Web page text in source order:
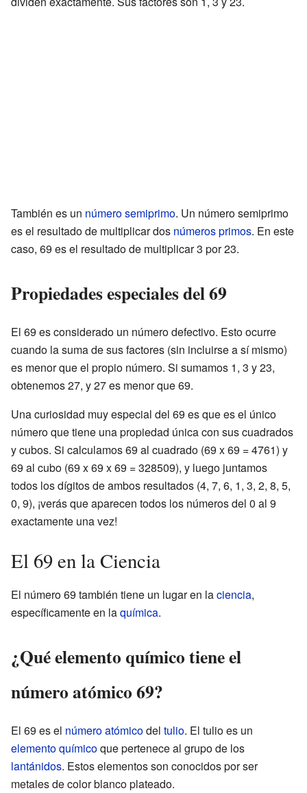
También es un número semiprimo. Un número semiprimo
es el resultado de multiplicar dos números primos. En este
caso, 69 es el resultado de multiplicar 3 por 23.
Propiedades especiales del 69
El 69 es considerado un número defectivo. Esto ocurre
cuando la suma de sus factores (sin incluirse a sí mismo)
es menor que el propio número. Si sumamos 1, 3 y 23,
obtenemos 27, y 27 es menor que 69.
Una curiosidad muy especial del 69 es que es el único
número que tiene una propiedad única con sus cuadrados
y cubos. Si calculamos 69 al cuadrado (69 x 69 = 4761) y
69 al cubo (69 x 69 x 69 = 328509), y luego juntamos
todos los dígitos de ambos resultados (4, 7, 6, 1, 3, 2, 8, 5,
0, 9), ¡verás que aparecen todos los números del 0 al 9
exactamente una vez!
El 69 en la Ciencia
El número 69 también tiene un lugar en laciencia,
específicamente en laquímica.
¿Qué elemento químico tiene el
número atómico 69?
El 69 es el número atómicodel tulio. El tulio es un
elemento químicoque pertenece al grupo de los
lantánidos. Estos elementos son conocidos por ser
metales de color blanco plateado.